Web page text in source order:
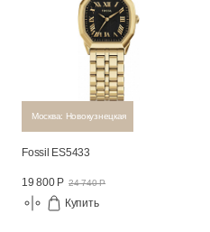
Москва: Новокузнецкая
Fossil ES5433
19 800 Р 24 740 Р
Купить